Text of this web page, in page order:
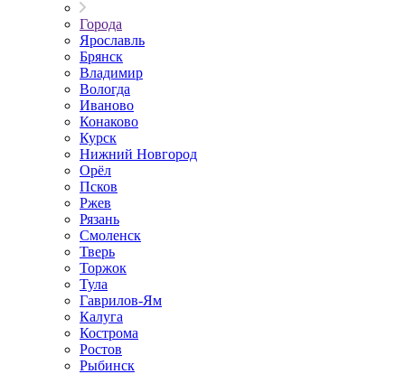
Города
Ярославль
Брянск
Владимир
Вологда
Иваново
Конаково
Курск
Нижний Новгород
Орёл
Псков
Ржев
Рязань
Смоленск
Тверь
Торжок
Тула
Гаврилов-Ям
Калуга
Кострома
Ростов
Рыбинск